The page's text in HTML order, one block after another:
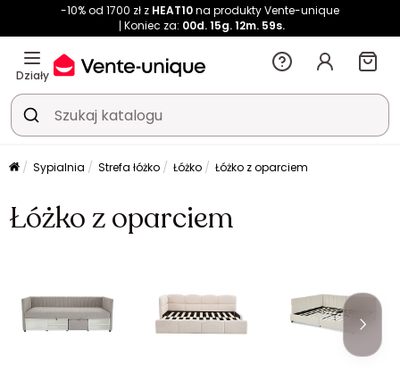
-10% od 1700 zł z HEAT10na produkty Vente-unique
Koniec za: 00d. 15g. 12m. 58s.
Działy
Sypialnia Strefa łóżko Łóżko Łóżko z oparciem
Łóżko z oparciem